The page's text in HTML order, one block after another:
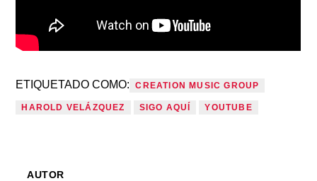
ETIQUETADO COMO: CREATION MUSIC GROUP
HAROLD VELÁZQUEZ SIGO AQUÍ YOUTUBE
AUTOR